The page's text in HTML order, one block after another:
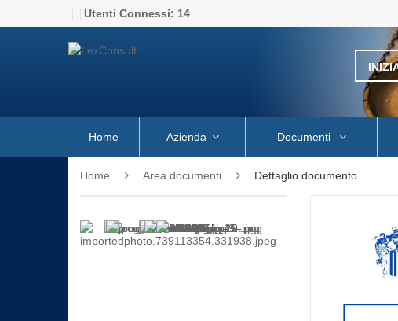
Utenti Connessi: 14
Home Azienda Documenti
Home Area documenti Dettaglio documento